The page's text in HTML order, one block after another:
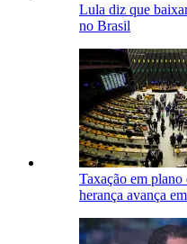
Lula diz que
no Brasil
Taxação em
herança avança